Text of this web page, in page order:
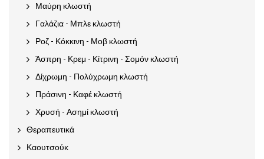
Μαύρη κλωστή
Γαλάζια - Μπλε κλωστή
Ροζ - Κόκκινη - Μοβ κλωστή
Άσπρη - Κρεμ - Κίτρινη - Σομόν κλωστή
Δίχρωμη - Πολύχρωμη κλωστή
Πράσινη - Καφέ κλωστή
Χρυσή - Ασημί κλωστή
Θεραπευτικά
Καουτσούκ